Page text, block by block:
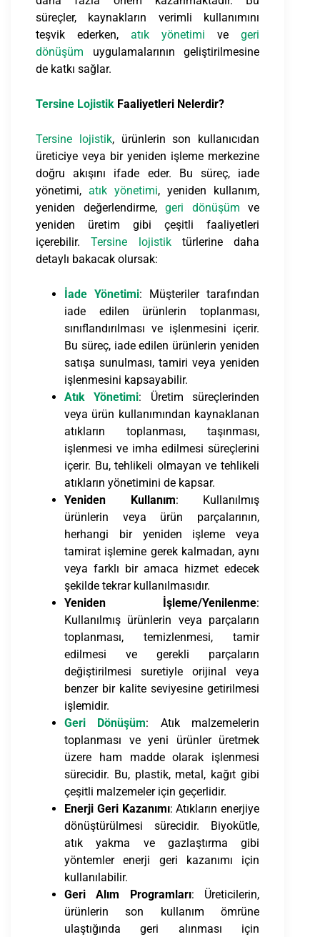
süreçler, kaynakların verimli kullanımını
teşvik ederken, atık yönetimi ve geri
dönüşüm uygulamalarının geliştirilmesine
de katkı sağlar.
Tersine Lojistik Faaliyetleri Nelerdir?
Tersine lojistik, ürünlerin son kullanıcıdan
üreticiye veya bir yeniden işleme merkezine
doğru akışını ifade eder. Bu süreç, iade
yönetimi, atık yönetimi, yeniden kullanım,
yeniden değerlendirme, geri dönüşüm ve
yeniden üretim gibi çeşitli faaliyetleri
içerebilir.Tersine lojistiktürlerine daha
detaylı bakacak olursak:
İade Yönetimi: Müşteriler tarafından
iade edilen ürünlerin toplanması,
sınıflandırılması ve işlenmesini içerir.
Bu süreç, iade edilen ürünlerin yeniden
satışa sunulması, tamiri veya yeniden
işlenmesini kapsayabilir.
Atık Yönetimi: Üretim süreçlerinden
veya ürün kullanımından kaynaklanan
atıkların toplanması, taşınması,
işlenmesi ve imha edilmesi süreçlerini
içerir. Bu, tehlikeli olmayan ve tehlikeli
atıkların yönetimini de kapsar.
Yeniden Kullanım: Kullanılmış
ürünlerin veya ürün parçalarının,
herhangi bir yeniden işleme veya
tamirat işlemine gerek kalmadan, aynı
veya farklı bir amaca hizmet edecek
şekilde tekrar kullanılmasıdır.
Yeniden İşleme/Yenilenme:
Kullanılmış ürünlerin veya parçaların
toplanması, temizlenmesi, tamir
edilmesi ve gerekli parçaların
değiştirilmesi suretiyle orijinal veya
benzer bir kalite seviyesine getirilmesi
işlemidir.
Geri Dönüşüm: Atık malzemelerin
toplanması ve yeni ürünler üretmek
üzere ham madde olarak işlenmesi
sürecidir. Bu, plastik, metal, kağıt gibi
çeşitli malzemeler için geçerlidir.
Enerji Geri Kazanımı: Atıkların enerjiye
dönüştürülmesi sürecidir. Biyokütle,
atık yakma ve gazlaştırma gibi
yöntemler enerji geri kazanımı için
kullanılabilir.
Geri Alım Programları: Üreticilerin,
ürünlerin son kullanım ömrüne
ulaştığında geri alınması için